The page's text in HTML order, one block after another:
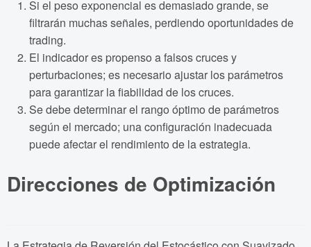
Si el peso exponencial es demasiado grande, se
filtrarán muchas señales, perdiendo oportunidades de
trading.
El indicador es propenso a falsos cruces y
perturbaciones; es necesario ajustar los parámetros
para garantizar la fiabilidad de los cruces.
Se debe determinar el rango óptimo de parámetros
según el mercado; una configuración inadecuada
puede afectar el rendimiento de la estrategia.
Direcciones de Optimización